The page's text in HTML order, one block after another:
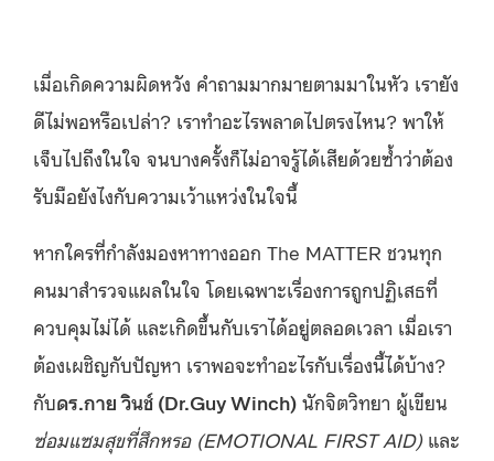
เมื่อเกิดความผิดหวัง คำถามมากมายตามมาในหัว เรายัง
ดีไม่พอหรือเปล่า? เราทำอะไรพลาดไปตรงไหน? พาให้
เจ็บไปถึงในใจ จนบางครั้งก็ไม่อาจรู้ได้เสียด้วยซ้ำว่าต้อง
รับมือยังไงกับความเว้าแหว่งในใจนี้
หากใครที่กำลังมองหาทางออก The MATTER ชวนทุก
คนมาสำรวจแผลในใจ โดยเฉพาะเรื่องการถูกปฏิเสธที่
ควบคุมไม่ได้ และเกิดขึ้นกับเราได้อยู่ตลอดเวลา เมื่อเรา
ต้องเผชิญกับปัญหา เราพอจะทำอะไรกับเรื่องนี้ได้บ้าง?
กับดร.กาย วินช์ (Dr.Guy Winch) นักจิตวิทยา ผู้เขียน
ซ่อมแซมสุขที่สึกหรอ (EMOTIONAL FIRST AID)และ